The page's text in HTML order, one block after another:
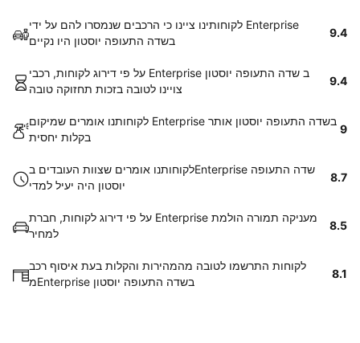
לקוחותינו ציינו כי הרכבים שנמסרו להם על ידי Enterprise
בשדה התעופה יוסטון היו נקיים
9.4
על פי דירוג לקוחות, רכבי Enterprise ב שדה התעופה יוסטון
צויינו לטובה בזכות תחזוקה טובה
9.4
לקוחותנו אומרים שמיקום Enterprise בשדה התעופה יוסטון אותר
בקלות יחסית
9
לקוחותנו אומרים שצוות העובדים בEnterprise שדה התעופה
יוסטון היה יעיל למדי
8.7
על פי דירוג לקוחות, חברת Enterprise מעניקה תמורה הולמת
למחיר
8.5
לקוחות התרשמו לטובה מהמהירות והקלות בעת איסוף רכב
מEnterprise בשדה התעופה יוסטון
8.1